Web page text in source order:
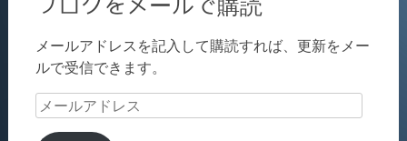
ブログをメールで購読
メールアドレスを記入して購読すれば、更新をメー
ルで受信できます。
メ